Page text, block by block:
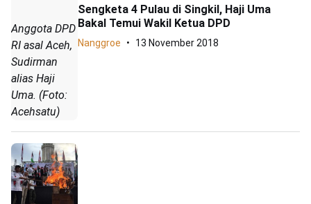
Anggota DPD
RI asal Aceh,
Sudirman
alias Haji
Uma. (Foto:
Acehsatu)
Sengketa 4 Pulau di Singkil, Haji Uma
Bakal Temui Wakil Ketua DPD
Nanggroe 13 November 2018